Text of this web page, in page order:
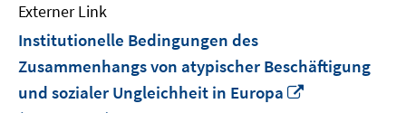
Externer Link
Institutionelle Bedingungen des
Zusammenhangs von atypischer Beschäftigung
und sozialer Ungleichheit in Europa